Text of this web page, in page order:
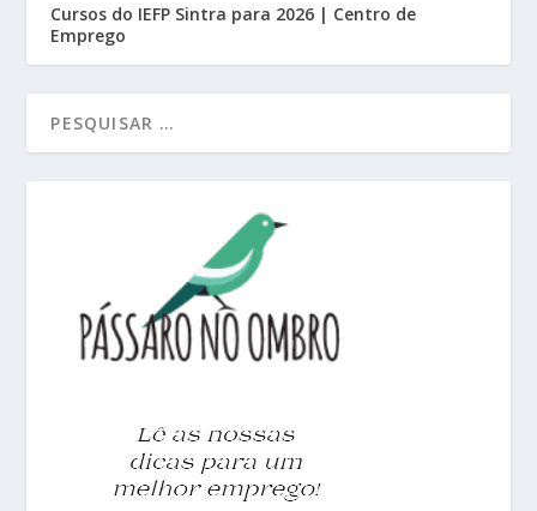
Cursos do IEFP Sintra para 2026 | Centro de
Emprego